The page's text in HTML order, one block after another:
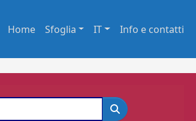
Home Sfoglia IT Info e contatti